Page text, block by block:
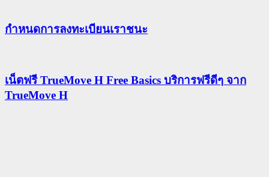
กําหนดการลงทะเบียนเราชนะ
เน็ตฟรี TrueMove H Free Basics บริการฟรีดีๆ จาก
TrueMove H